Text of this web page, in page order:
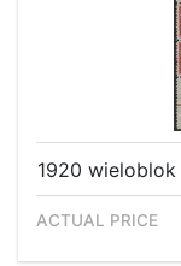
1920